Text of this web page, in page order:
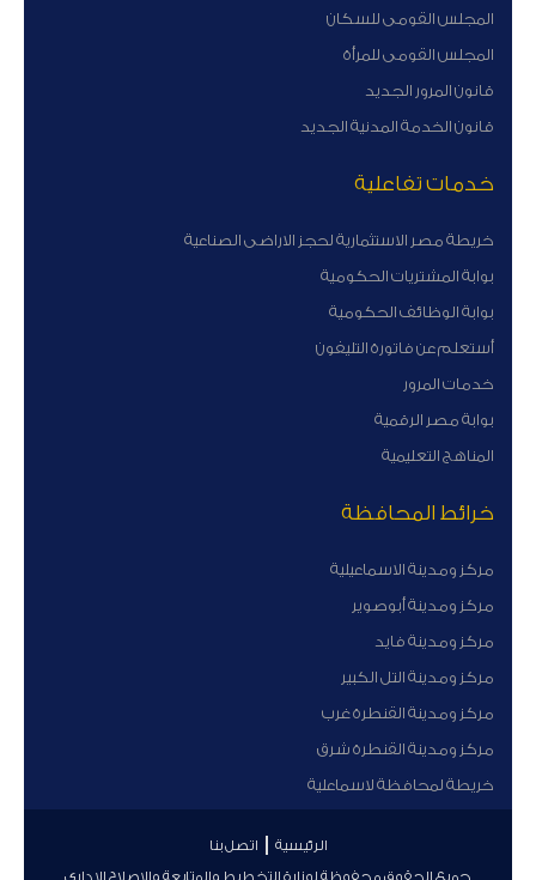
المجلس القومى للسكان
المجلس القومى للمرأة
قانون المرور الجديد
قانون الخدمة المدنية الجديد
خدمات تفاعلية
خريطة مصر الاستثمارية لحجز الاراضى الصناعية
بوابة المشتريات الحكومية
بوابة الوظائف الحكومية
أستعلم عن فاتورة التليفون
خدمات المرور
بوابة مصر الرقمية
المناهج التعليمية
خرائط المحافظة
مركز ومدينة الاسماعيلية
مركز ومدينة أبوصوير
مركز ومدينة فايد
مركز ومدينة التل الكبير
مركز ومدينة القنطرة غرب
مركز ومدينة القنطرة شرق
خريطة لمحافظة لاسماعلية
الرئيسية
اتصل بنا